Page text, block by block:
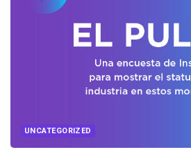
UNCATEGORIZED